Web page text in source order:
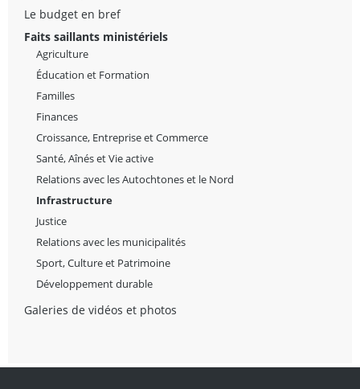
Le budget en bref
Faits saillants ministériels
Agriculture
Éducation et Formation
Familles
Finances
Croissance, Entreprise et Commerce
Santé, Aînés et Vie active
Relations avec les Autochtones et le Nord
Infrastructure
Justice
Relations avec les municipalités
Sport, Culture et Patrimoine
Développement durable
Galeries de vidéos et photos